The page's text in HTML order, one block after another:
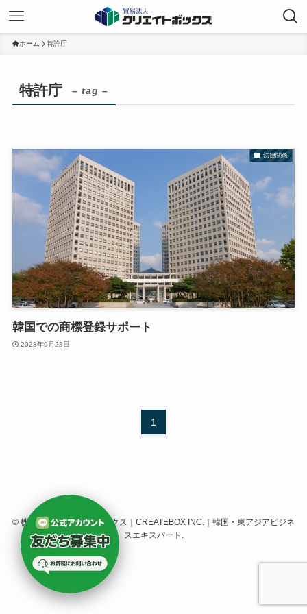
ホーム 特許庁
特許庁 – tag –
法律関係
韓国での商標登録サポート
2023年9月28日
1
© 株式会社クリエイトボックス｜CREATEBOX INC.｜韓国・東アジアビジネ
スエキスパート.